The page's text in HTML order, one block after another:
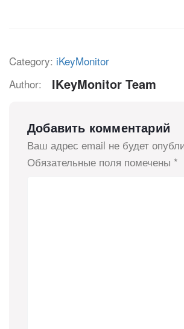
Category: iKeyMonitor
Author:
IKeyMonitor Team
Добавить комментарий
Ваш адрес email не будет
Обязательные поля помечены *